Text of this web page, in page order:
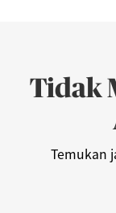
Tidak
Temukan